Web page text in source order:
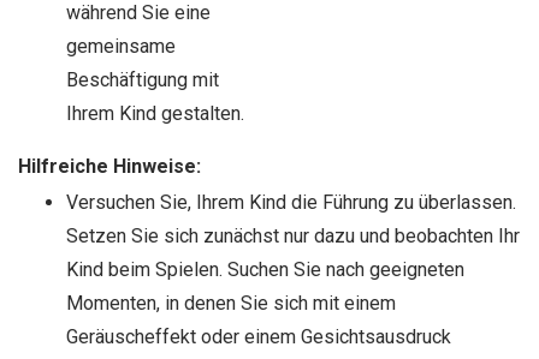
während Sie eine
gemeinsame
Beschäftigung mit
Ihrem Kind gestalten.
Hilfreiche Hinweise:
Versuchen Sie, Ihrem Kind die Führung zu überlassen.
Setzen Sie sich zunächst nur dazu und beobachten Ihr
Kind beim Spielen. Suchen Sie nach geeigneten
Momenten, in denen Sie sich mit einem
Geräuscheffekt oder einem Gesichtsausdruck